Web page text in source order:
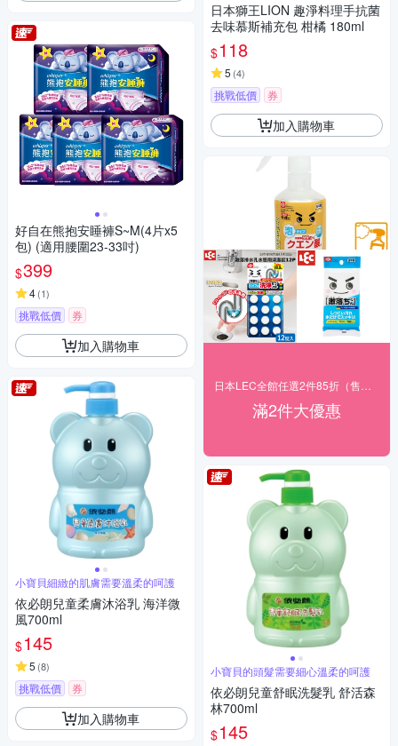
好自在熊抱安睡褲S~M(4片x5
包) (適用腰圍23-33吋)
$399
4(1)
挑戰低價 券
加入購物車
小寶貝細緻的肌膚需要溫柔的呵護
依必朗兒童柔膚沐浴乳 海洋微
風700ml
$145
5 (8)
挑戰低價 券
加入購物車
日本獅王LION 趣淨料理手抗菌
去味慕斯補充包 柑橘 180ml
$118
5 (4)
挑戰低價 券
加入購物車
滿2件大優惠
小寶貝的頭髮需要細心溫柔的呵護
依必朗兒童舒眠洗髮乳 舒活森
林700ml
$145